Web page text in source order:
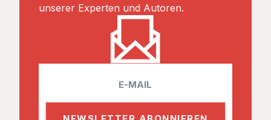
unserer Experten und Autoren.
a